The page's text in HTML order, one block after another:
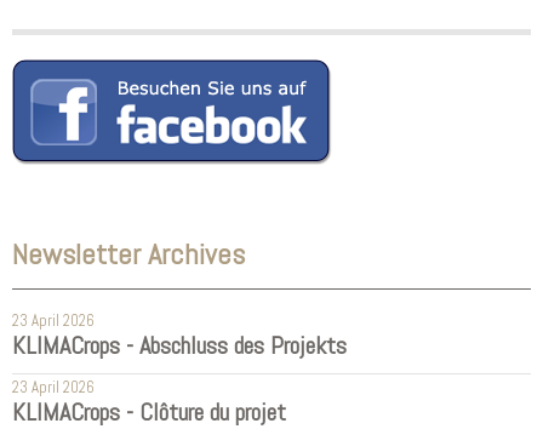
LTZ Augustenberg
VIVEA
Landschaft
Kanton Basel-Stadt
Kanton Solothurn
Newsletter Archives
23 April 2026
KLIMACrops - Abschluss des Projekts
23 April 2026
KLIMACrops - Clôture du projet